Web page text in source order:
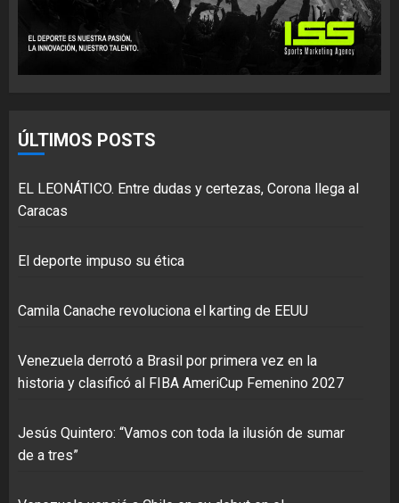
ÚLTIMOS POSTS
EL LEONÁTICO. Entre dudas y certezas, Corona llega al
Caracas
El deporte impuso su ética
Camila Canache revoluciona el karting de EEUU
Venezuela derrotó a Brasil por primera vez en la
historia y clasificó al FIBA AmeriCup Femenino 2027
Jesús Quintero: “Vamos con toda la ilusión de sumar
de a tres”